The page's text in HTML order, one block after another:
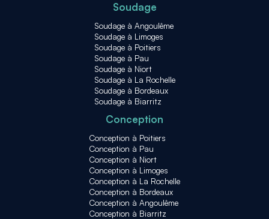
Soudage
Soudage à Angoulême
Soudage à Limoges
Soudage à Poitiers
Soudage à Pau
Soudage à Niort
Soudage à La Rochelle
Soudage à Bordeaux
Soudage à Biarritz
Conception
Conception à Poitiers
Conception à Pau
Conception à Niort
Conception à Limoges
Conception à La Rochelle
Conception à Bordeaux
Conception à Angoulême
Conception à Biarritz